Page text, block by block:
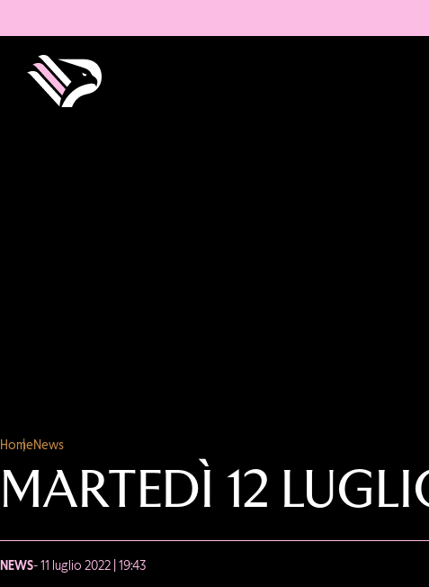
HomeNews
MARTEDÌ 12
NEWS- 11 luglio 2022 | 19:43